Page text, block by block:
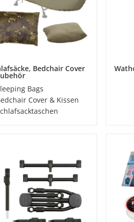
Bedchair Cover
Bags
Cover & Kissen